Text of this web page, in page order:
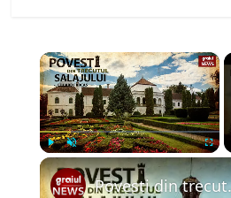
×
Play Unmute